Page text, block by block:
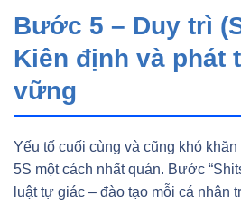
Bước 5 – Duy trì
Kiên định và phát
vững
Yếu tố cuối cùng và cũng khó
5S một cách nhất quán. Bước
luật tự giác – đào tạo mỗi cá nhân